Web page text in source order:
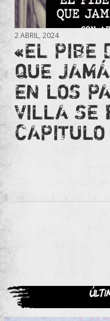
2 ABRIL, 2024
«EL PIBE
QUE
EN LOS
VILLA SE